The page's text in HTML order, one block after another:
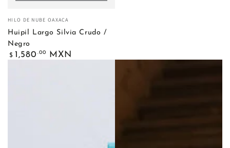
Vendedor:
HILO DE NUBE OAXACA
Huipil Largo Silvia Crudo /
Negro
Precio
$ 1,580 .00 MXN